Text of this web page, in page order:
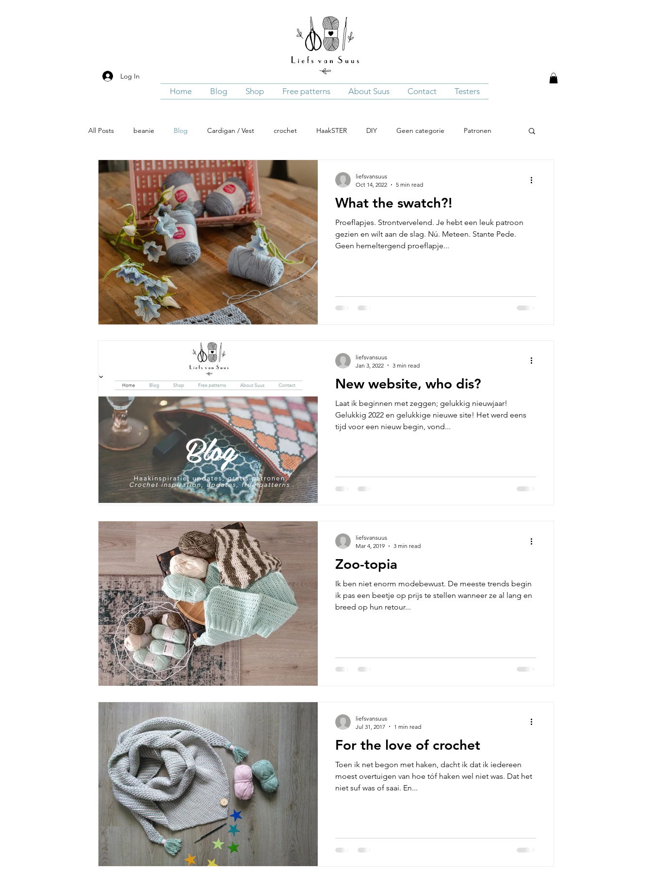
Log In
Home Blog Shop Free patterns About Suus Contact Testers
All Posts beanie Blog Cardigan / Vest crochet HaakSTER DIY Geen categorie Patronen
Haken Sjaals / shawls How to Haarband
What the swatch?!
Proeflapjes. Strontvervelend. Je hebt een leuk patroon
gezien en wilt aan de slag. Nú. Meteen. Stante Pede.
Geen hemeltergend proeflapje...
liefsvansuus
Oct 14, 2022
5 min read
New website, who dis?
Laat ik beginnen met zeggen; gelukkig nieuwjaar!
Gelukkig 2022 en gelukkige nieuwe site! Het werd eens
tijd voor een nieuw begin, vond...
liefsvansuus
Jan 3, 2022
3 min read
Zoo-topia
Ik ben niet enorm modebewust. De meeste trends begin
ik pas een beetje op prijs te stellen wanneer ze al lang en
breed op hun retour...
liefsvansuus
Mar 4, 2019
3 min read
For the love of crochet
Toen ik net begon met haken, dacht ik dat ik iedereen
moest overtuigen van hoe tóf haken wel niet was. Dat het
niet suf was of saai. En...
liefsvansuus
Jul 31, 2017
1 min read